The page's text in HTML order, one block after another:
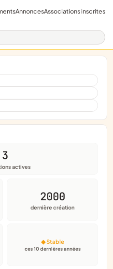
AnnoncesAssociations inscrites
3
actives
2000
dernière création
◆ Stable
ces 10 dernières années